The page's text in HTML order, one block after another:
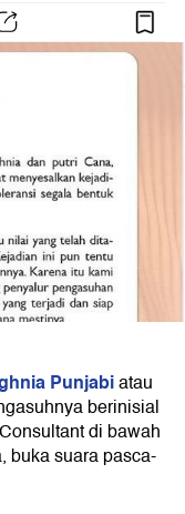
Punjabiatau
berinisial
di bawah
buka suara pasca-